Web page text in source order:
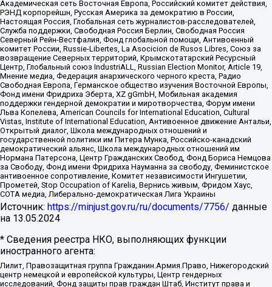
Академическая сеть Восточная Европа, Российский комитет действия,
РЭНД корпорейшн, Русская Америка за демократию в России,
Настоящая Россия, Глобальная сеть журналистов-расследователей,
Служба поддержки, Свободная Россия Берлин, Свободная Россия
Северный Рейн-Вестфалия, Фонд глобальной помощи, Антивоенный
комитет России, Russie-Libertes, La Asocicion de Rusos Libres, Союз за
возвращение Северных территорий, Крымскотатарский Ресурсный
Центр, Глобальный союз IndustriALL, Russian Election Monitor, Article 19,
Мнение медиа, Федерация анархического черного креста, Радио
Свободная Европа, Германское общество изучения Восточной Европы,
Фонд имени Фридриха Эберта, XZ gGmbH, Мобильная академия
поддержки гендерной демократии и миротворчества, Форум имени
Льва Копелева, American Councils for International Education, Cultural
Vistas, Institute of International Education, Антивоенное движение Антальи,
Открытый диалог, Школа международных отношений и
государственной политики им Питера Мунка, Российско-канадский
демократический альянс, Школа международных отношений им
Нормана Патерсона, Центр Гражданских Свобод, Фонд Бориса Немцова
за Свободу, Фонд имени Фридриха Науманна за свободу, Феминистское
антивоенное сопротивление, Комитет независимости Ингушетии,
Прометей, Stop Occupation of Karelia, Вернись живым, Фридом Хаус,
СОТА медиа, Либерально-демократическая Лига Украины
Источник: https://minjust.gov.ru/ru/documents/7756/ данные
на 13.05.2024
* Сведения реестра НКО, выполняющих функции
иностранного агента:
Лилит, Правозащитная группа Гражданин.Армия.Право, Нижегородский
центр немецкой и европейской культуры, Центр гендерных
исследований, Фонд защиты прав граждан Штаб, Институт права и